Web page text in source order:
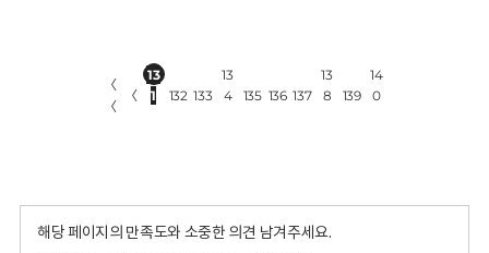
〈
〈
〈
13
1
132 133
13
4
135 136 137
13
8
139
14
0
해당 페이지의 만족도와 소중한 의견 남겨주세요.